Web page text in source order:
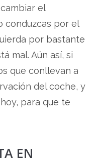
el
conduzcas por el
por bastante
mal. Aún así, si
que conllevan a
del coche, y
para que te
EN